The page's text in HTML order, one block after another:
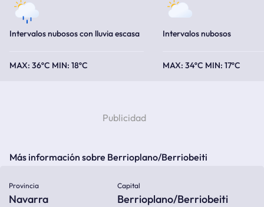
Intervalos nubosos con lluvia escasa
36ºC 18ºC
Intervalos nubosos
34ºC 17ºC
Más información sobre Berrioplano/Berriobeiti
Provincia
Navarra
Capital
Berrioplano/Berriobeiti